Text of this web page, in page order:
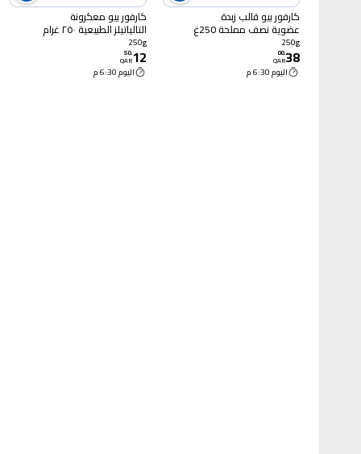
كارفور بيو قالب زبدة
عضوية نصف مملحة 250غ
250g
38
.
00
QAR
اليوم 6:30 م
كارفور بيو معكرونة
التالياتيلز الطبيعية ٢٥٠ غرام
250g
12
.
50
QAR
اليوم 6:30 م